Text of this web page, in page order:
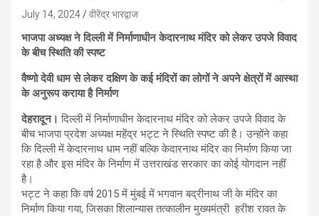
July 14, 2024 वीरेंद्र भारद्वाज
भाजपा अध्यक्ष ने दिल्ली में निर्माणाधीन केदारनाथ मंदिर को लेकर उपजे विवाद
के बीच स्थिति की स्पष्ट
वैष्णो देवी धाम से लेकर दक्षिण के कई मंदिरों का लोगों ने अपने क्षेत्रों में आस्था
के अनुरूप कराया है निर्माण
देहरादून। दिल्ली में निर्माणाधीन केदारनाथ मंदिर को लेकर उपजे विवाद के
बीच भाजपा प्रदेश अध्यक्ष महेंद्र भट्ट ने स्थिति स्पष्ट की है। उन्होंने कहा
कि दिल्ली में केदारनाथ धाम नहीं बल्कि केदारनाथ मंदिर का निर्माण किया जा
रहा है और इस मंदिर के निर्माण में उत्तराखंड सरकार का कोई योगदान नहीं
है।
भट्ट ने कहा कि वर्ष 2015 में मुंबई में भगवान बद्रीनाथ जी के मंदिर का
निर्माण किया गया, जिसका शिलान्यास तत्कालीन मुख्यमंत्री हरीश रावत के